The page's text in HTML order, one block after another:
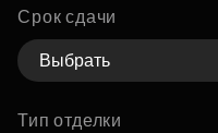
Срок сдачи
Выбрать
Тип отделки